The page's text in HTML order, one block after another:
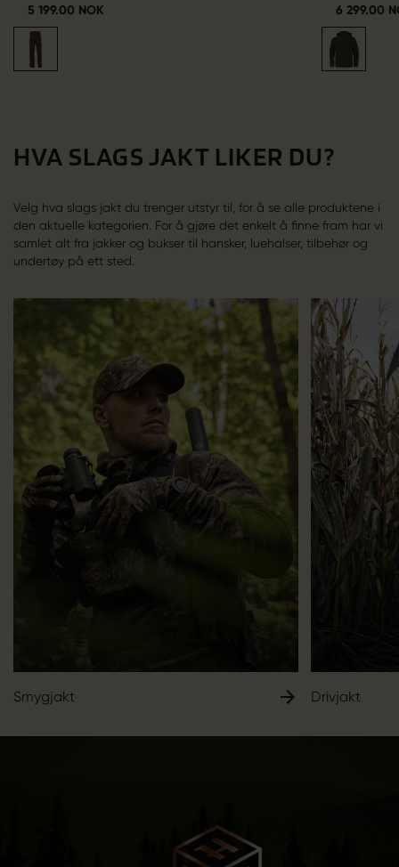
5 199.00 NOK 6 299.00
HVA SLAGS JAKT LIKER DU?
Velg hva slags jakt du trenger utstyr til, for å se alle produktene i
den aktuelle kategorien. For å gjøre det enkelt å finne fram har vi
samlet alt fra jakker og bukser til hansker, luehalser, tilbehør og
undertøy på ett sted.
Smygjakt Drivjakt